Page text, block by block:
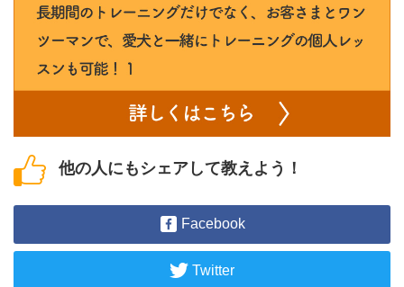
他の人にもシェアして教えよう！
Facebook
Twitter